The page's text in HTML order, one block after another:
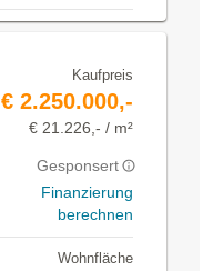
Kaufpreis
€ 2.250.000,-
€ 21.226,- / m²
Gesponsert
Finanzierung
berechnen
Wohnfläche